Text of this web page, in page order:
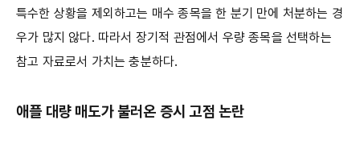
특수한 상황을 제외하고는 매수 종목을 한 분기 만에 처분하는 경
우가 많지 않다. 따라서 장기적 관점에서 우량 종목을 선택하는
참고 자료로서 가치는 충분하다.
애플 대량 매도가 불러온 증시 고점 논란